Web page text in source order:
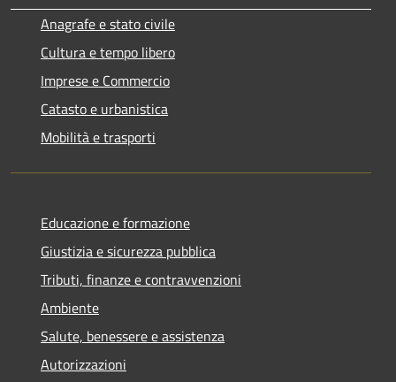
Anagrafe e stato civile
Cultura e tempo libero
Imprese e Commercio
Catasto e urbanistica
Mobilità e trasporti
Educazione e formazione
Giustizia e sicurezza pubblica
Tributi, finanze e contravvenzioni
Ambiente
Salute, benessere e assistenza
Autorizzazioni